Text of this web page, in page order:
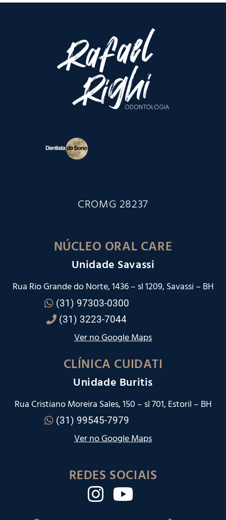
CROMG 28237
NÚCLEO ORAL CARE
Unidade Savassi
Rua Rio Grande do Norte, 1436 – sl 1209, Savassi – BH
(31) 97303-0300
(31) 3223-7044
Ver no Google Maps
CLÍNICA CUIDATI
Unidade Buritis
Rua Cristiano Moreira Sales, 150 – sl 701, Estoril – BH
(31) 99545-7979
Ver no Google Maps
REDES SOCIAIS